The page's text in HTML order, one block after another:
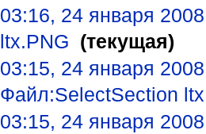
03:16, 24 января 2008
ltx.PNG (текущая)
03:15, 24 января 2008
Файл:SelectSection
03:15, 24 января 2008